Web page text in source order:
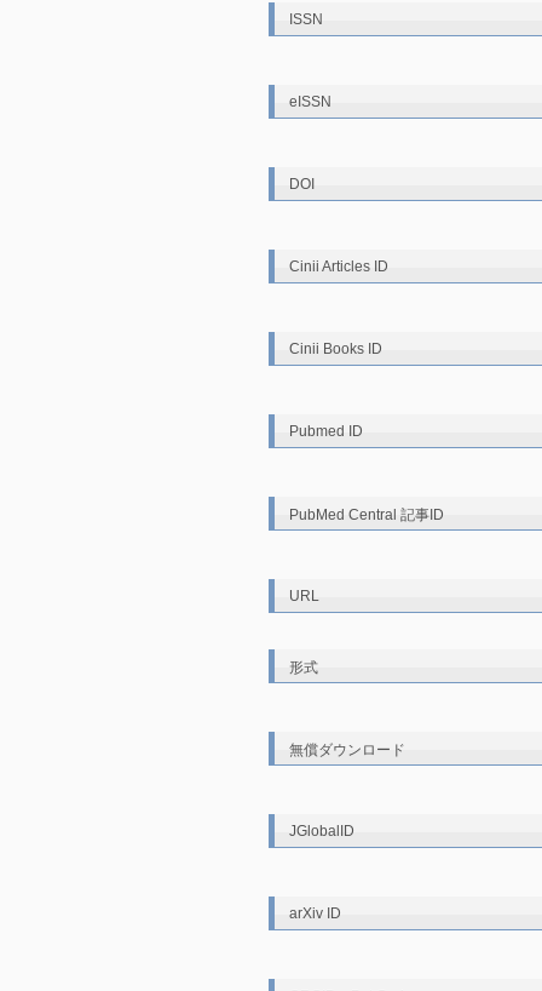
ISSN
eISSN
DOI
Cinii Articles ID
Cinii Books ID
Pubmed ID
PubMed Central 記事ID
URL
形式
無償ダウンロード
JGlobalID
arXiv ID